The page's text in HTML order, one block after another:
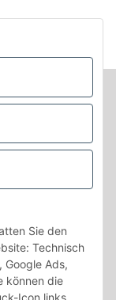
Sie den
Technisch
Google Ads,
können die
Icon links